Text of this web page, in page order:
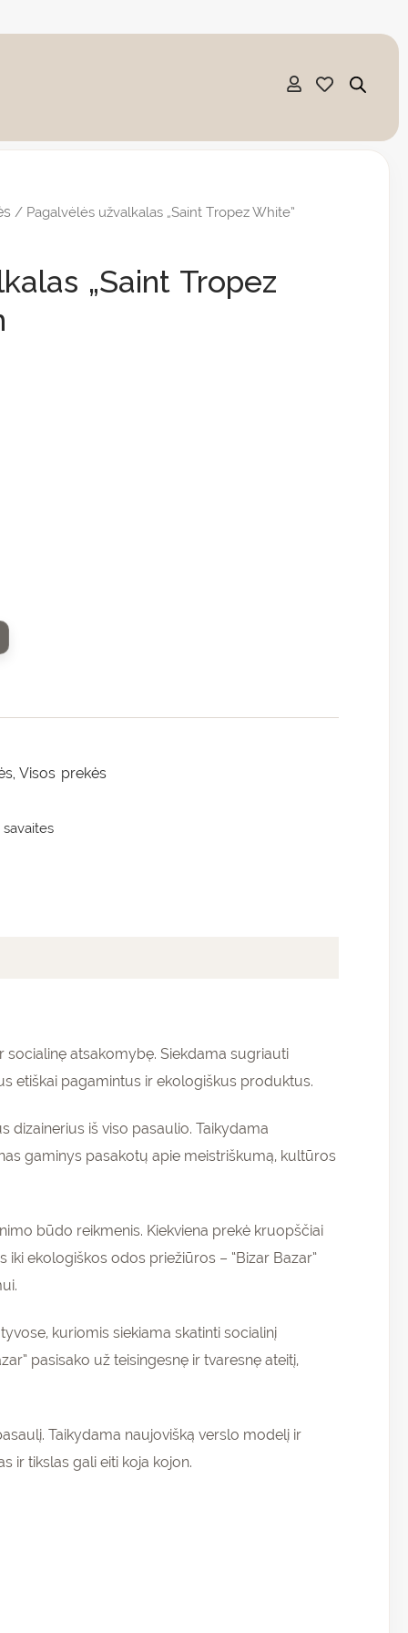
/ Pagalvėlės užvalkalas „Saint Tropez White”
„Saint Tropez
,Visos prekės
socialinę atsakomybę. Siekdama sugriauti
etiškai pagamintus ir ekologiškus produktus.
dizainerius iš viso pasaulio. Taikydama
gaminys pasakotų apie meistriškumą, kultūros
būdo reikmenis. Kiekviena prekė kruopščiai
ekologiškos odos priežiūros – “Bizar Bazar”
kuriomis siekiama skatinti socialinį
pasisako už teisingesnę ir tvaresnę ateitį,
Taikydama naujovišką verslo modelį ir
ir tikslas gali eiti koja kojon.